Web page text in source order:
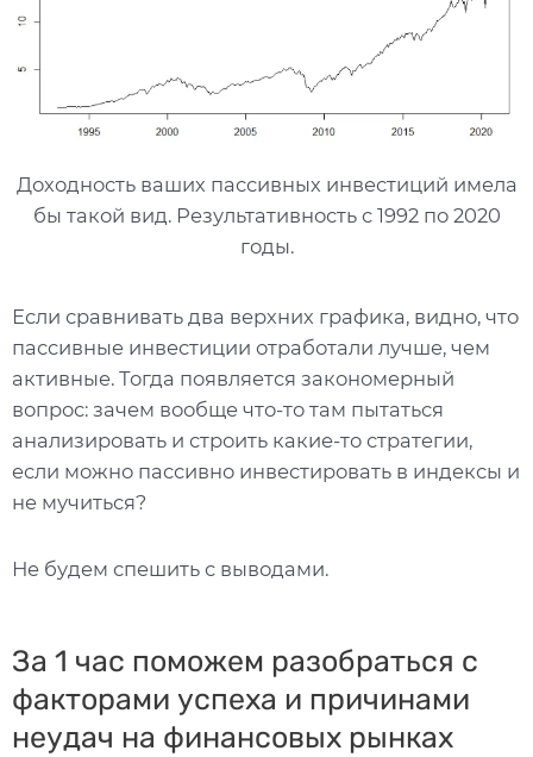
Доходность ваших пассивных инвестиций имела
бы такой вид. Результативность с 1992 по 2020
годы.
Если сравнивать два верхних графика, видно, что
пассивные инвестиции отработали лучше, чем
активные. Тогда появляется закономерный
вопрос: зачем вообще что-то там пытаться
анализировать и строить какие-то стратегии,
если можно пассивно инвестировать в индексы и
не мучиться?
Не будем спешить с выводами.
За 1 час поможем разобраться с
факторами успеха и причинами
неудач на финансовых рынках